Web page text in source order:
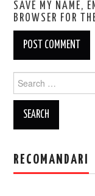
SAVE MY NAME,
BROWSER FOR
for:
RECOMANDARI